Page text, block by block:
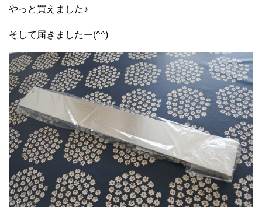
やっと買えました♪
そして届きましたー(^^)